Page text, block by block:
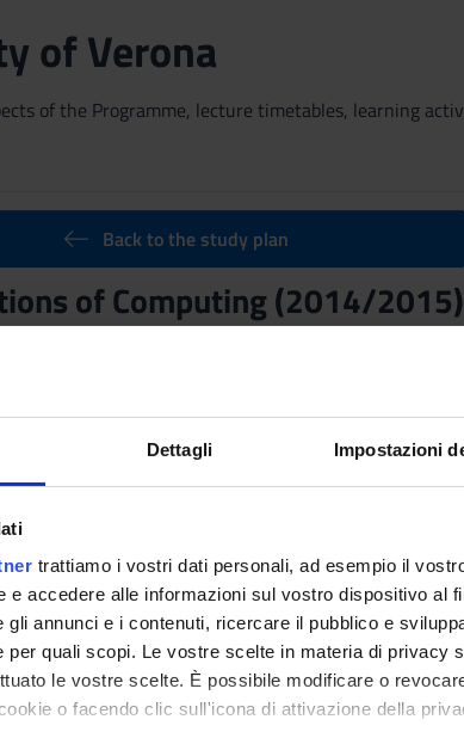
Dettagli Impostazioni
trattiamo i vostri dati personali, ad esempio il
e accedere alle informazioni sul vostro dispositivo al
gli annunci e i contenuti, ricercare il pubblico e
per quali scopi. Le vostre scelte in materia di privacy
le vostre scelte. È possibile modificare o
o facendo clic sull'icona di attivazione della
of Verona
of the Programme, lecture timetables, learning
Back to the study plan
of Computing (2014/2015)
Language
Italian
Period
I sem.
staff